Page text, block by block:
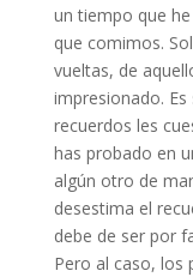
un tiempo que
que comimos.
vueltas, de
impresionado.
recuerdos les
has probado en
algún otro de
desestima el
debe de ser por
Pero al caso, los